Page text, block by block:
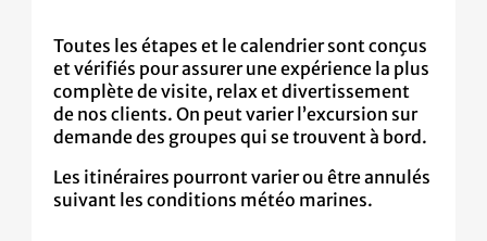
Toutes les étapes et le calendrier sont conçus
et vérifiés pour assurer une expérience la plus
complète de visite, relax et divertissement
de nos clients. On peut varier l’excursion sur
demande des groupes qui se trouvent à bord.
Les itinéraires pourront varier ou être annulés
suivant les conditions météo marines.